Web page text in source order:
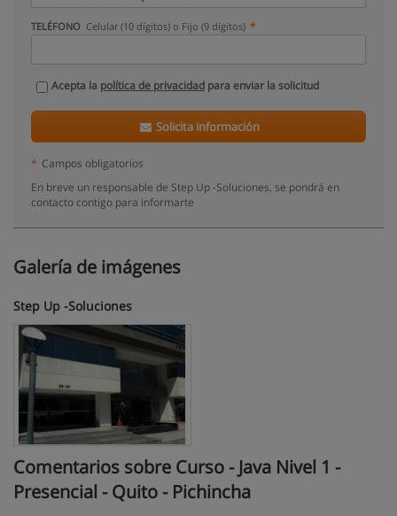
TELÉFONO Celular (10 dígitos) o Fijo (9 dígitos)
Acepta la política de privacidad para enviar la solicitud
Solicita información
* Campos obligatorios
En breve un responsable de Step Up -Soluciones, se pondrá en
contacto contigo para informarte
Galería de imágenes
Step Up -Soluciones
Comentarios sobre Curso - Java Nivel 1 -
Presencial - Quito - Pichincha